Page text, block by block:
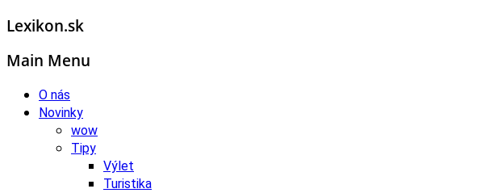
Lexikon.sk
Main Menu
O nás
Novinky
wow
Tipy
Výlet
Turistika